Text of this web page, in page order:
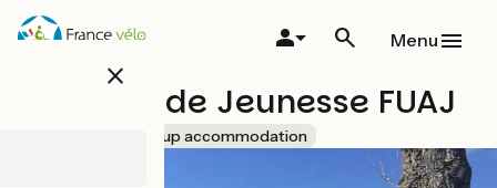
Overslaan
en
close
Menu
Auberge de Jeunesse FUAJ
Group accommodation